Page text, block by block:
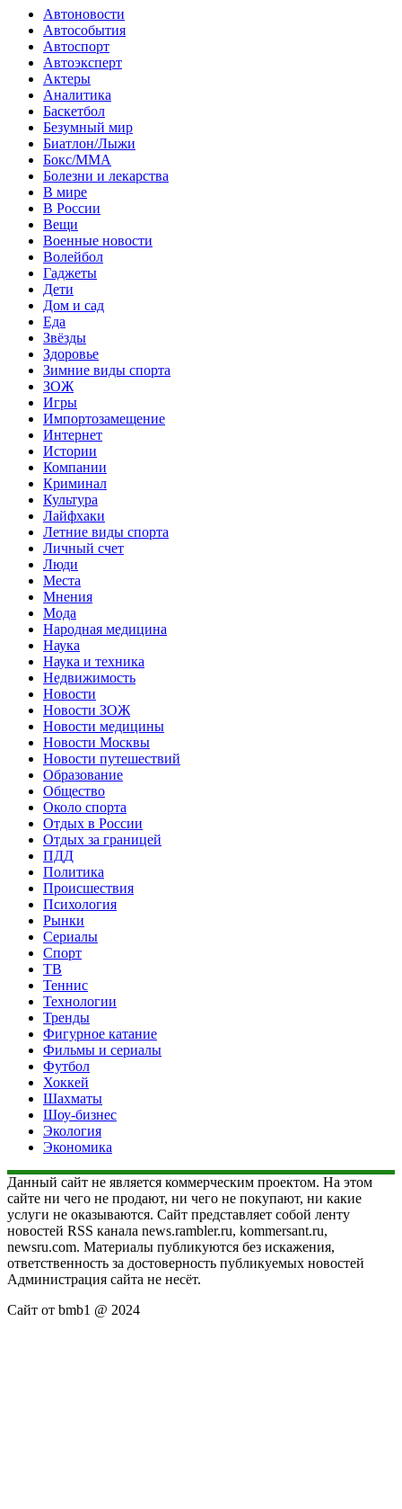
Автоновости
Автособытия
Автоспорт
Автоэксперт
Актеры
Аналитика
Баскетбол
Безумный мир
Биатлон/Лыжи
Бокс/MMA
Болезни и лекарства
В мире
В России
Вещи
Военные новости
Волейбол
Гаджеты
Дети
Дом и сад
Еда
Звёзды
Здоровье
Зимние виды спорта
ЗОЖ
Игры
Импортозамещение
Интернет
Истории
Компании
Криминал
Культура
Лайфхаки
Летние виды спорта
Личный счет
Люди
Места
Мнения
Мода
Народная медицина
Наука
Наука и техника
Недвижимость
Новости
Новости ЗОЖ
Новости медицины
Новости Москвы
Новости путешествий
Образование
Общество
Около спорта
Отдых в России
Отдых за границей
ПДД
Политика
Происшествия
Психология
Рынки
Сериалы
Спорт
ТВ
Теннис
Технологии
Тренды
Фигурное катание
Фильмы и сериалы
Футбол
Хоккей
Шахматы
Шоу-бизнес
Экология
Экономика
Данный сайт не является коммерческим проектом. На этом
сайте ни чего не продают, ни чего не покупают, ни какие
услуги не оказываются. Сайт представляет собой ленту
новостей RSS канала news.rambler.ru, kommersant.ru,
newsru.com. Материалы публикуются без искажения,
ответственность за достоверность публикуемых новостей
Администрация сайта не несёт.
Сайт от bmb1 @ 2024